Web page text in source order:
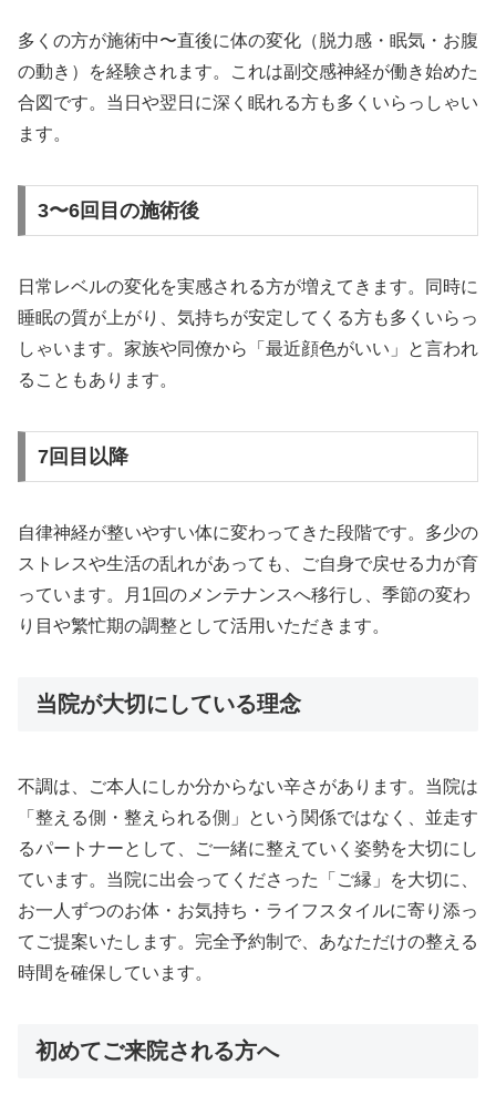
多くの方が施術中〜直後に体の変化（脱力感・眠気・お腹
の動き）を経験されます。これは副交感神経が働き始めた
合図です。当日や翌日に深く眠れる方も多くいらっしゃい
ます。
3〜6回目の施術後
日常レベルの変化を実感される方が増えてきます。同時に
睡眠の質が上がり、気持ちが安定してくる方も多くいらっ
しゃいます。家族や同僚から「最近顔色がいい」と言われ
ることもあります。
7回目以降
自律神経が整いやすい体に変わってきた段階です。多少の
ストレスや生活の乱れがあっても、ご自身で戻せる力が育
っています。月1回のメンテナンスへ移行し、季節の変わ
り目や繁忙期の調整として活用いただきます。
当院が大切にしている理念
不調は、ご本人にしか分からない辛さがあります。当院は
「整える側・整えられる側」という関係ではなく、並走す
るパートナーとして、ご一緒に整えていく姿勢を大切にし
ています。当院に出会ってくださった「ご縁」を大切に、
お一人ずつのお体・お気持ち・ライフスタイルに寄り添っ
てご提案いたします。完全予約制で、あなただけの整える
時間を確保しています。
初めてご来院される方へ